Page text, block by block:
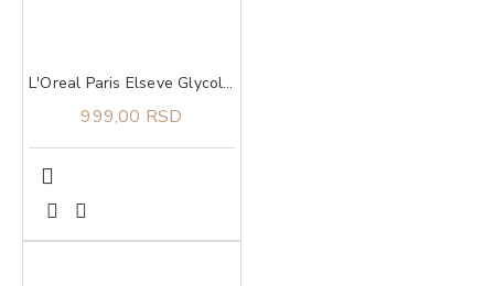
L'Oreal Paris Elseve Glycolic Gloss šampon 200 ml
999,00 RSD